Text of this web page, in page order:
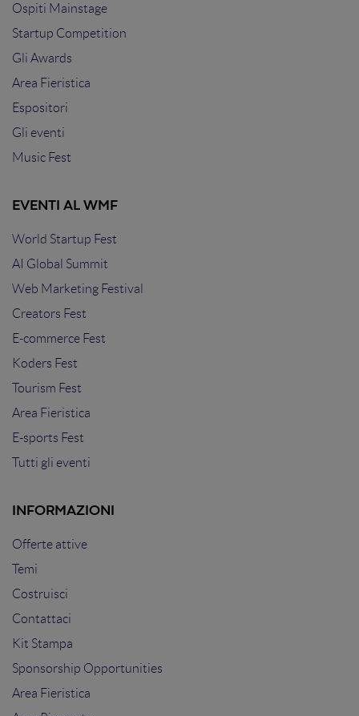
Ospiti Mainstage
Startup Competition
Gli Awards
Area Fieristica
Espositori
Gli eventi
Music Fest
EVENTI AL WMF
World Startup Fest
AI Global Summit
Web Marketing Festival
Creators Fest
E-commerce Fest
Koders Fest
Tourism Fest
Area Fieristica
E-sports Fest
Tutti gli eventi
INFORMAZIONI
Offerte attive
Temi
Costruisci
Contattaci
Kit Stampa
Sponsorship Opportunities
Area Fieristica